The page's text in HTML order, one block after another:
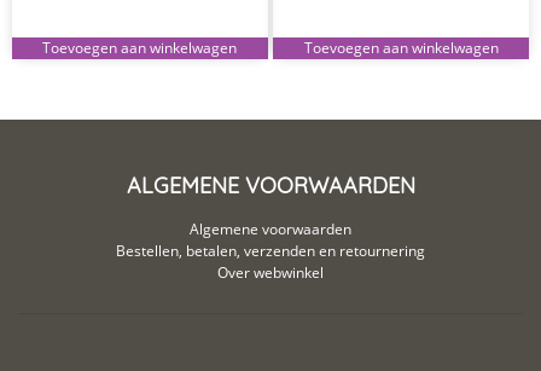
Toevoegen aan winkelwagen Toevoegen aan winkelwagen
ALGEMENE VOORWAARDEN
Algemene voorwaarden
Bestellen, betalen, verzenden en retournering
Over webwinkel